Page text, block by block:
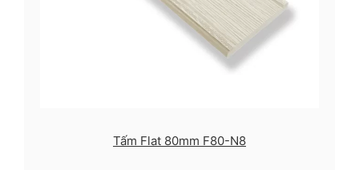
Tấm Flat 80mm F80-N8